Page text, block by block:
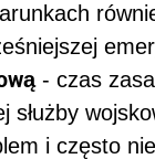
- czas
służby
i często